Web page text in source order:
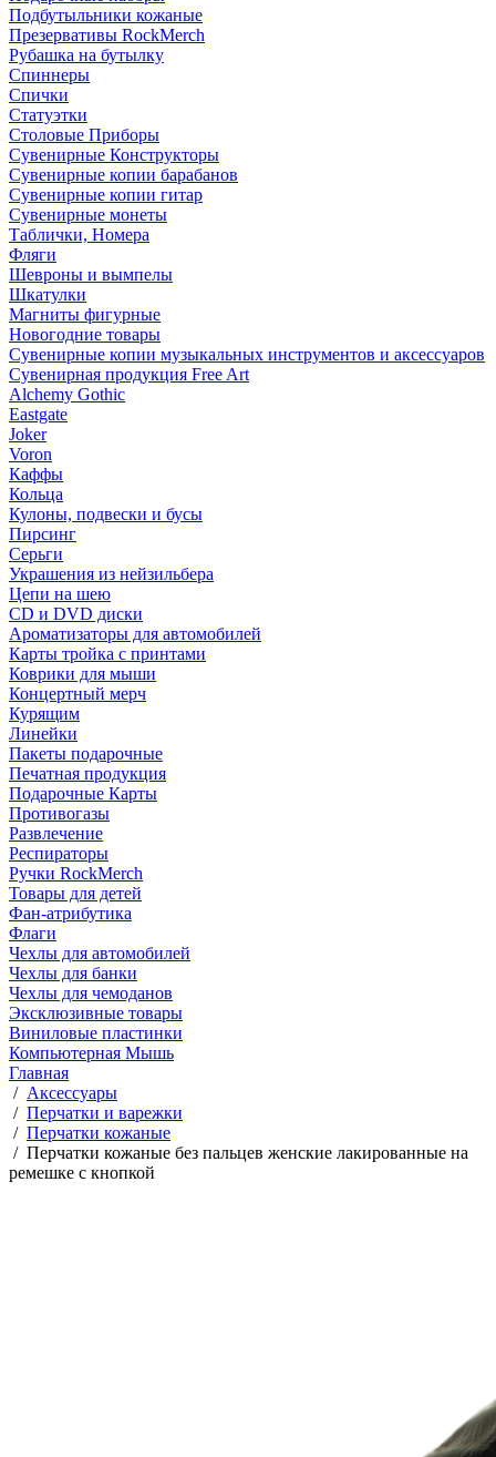
Подбутыльники кожаные
Презервативы RockMerch
Рубашка на бутылку
Спиннеры
Спички
Статуэтки
Столовые Приборы
Сувенирные Конструкторы
Сувенирные копии барабанов
Сувенирные копии гитар
Сувенирные монеты
Таблички, Номера
Фляги
Шевроны и вымпелы
Шкатулки
Магниты фигурные
Новогодние товары
Сувенирные копии музыкальных инструментов и аксессуаров
Сувенирная продукция Free Art
Alchemy Gothic
Eastgate
Joker
Voron
Каффы
Кольца
Кулоны, подвески и бусы
Пирсинг
Серьги
Украшения из нейзильбера
Цепи на шею
CD и DVD диски
Ароматизаторы для автомобилей
Карты тройка с принтами
Коврики для мыши
Концертный мерч
Курящим
Линейки
Пакеты подарочные
Печатная продукция
Подарочные Карты
Противогазы
Развлечение
Респираторы
Ручки RockMerch
Товары для детей
Фан-атрибутика
Флаги
Чехлы для автомобилей
Чехлы для банки
Чехлы для чемоданов
Эксклюзивные товары
Виниловые пластинки
Компьютерная Мышь
Главная
/ Аксессуары
/ Перчатки и варежки
/ Перчатки кожаные
/ Перчатки кожаные без пальцев женские лакированные на
ремешке с кнопкой